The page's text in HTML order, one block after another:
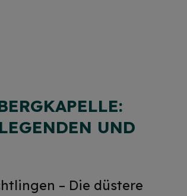
UND
– Die düstere